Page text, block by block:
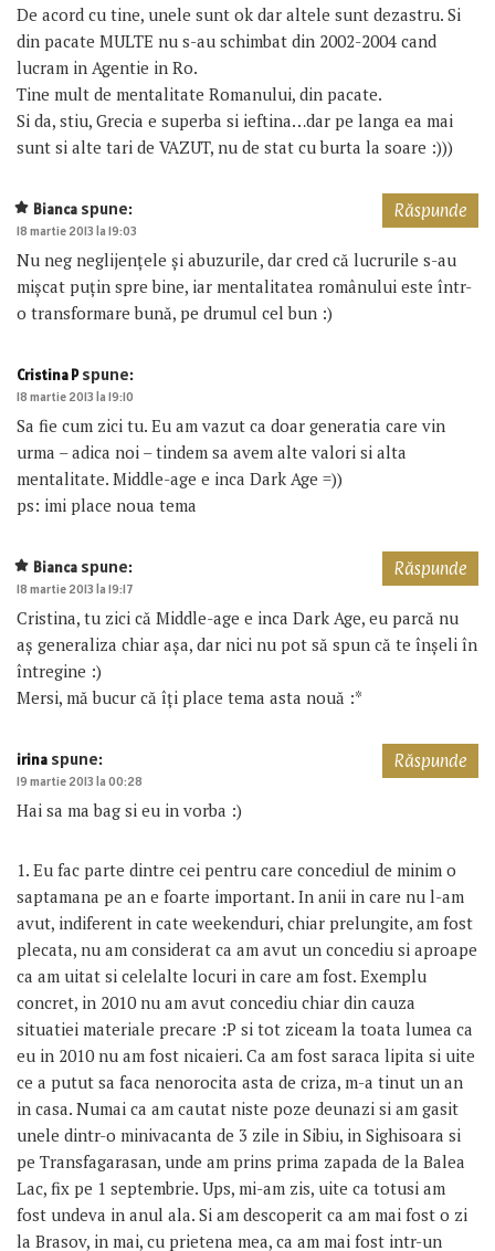
De acord cu tine, unele sunt ok dar altele sunt dezastru. Si
din pacate MULTE nu s-au schimbat din 2002-2004 cand
lucram in Agentie in Ro.
Tine mult de mentalitate Romanului, din pacate.
Si da, stiu, Grecia e superba si ieftina…dar pe langa ea mai
sunt si alte tari de VAZUT, nu de stat cu burta la soare :)))
Bianca spune:
18 martie 2013 la 19:03
Nu neg neglijențele și abuzurile, dar cred că lucrurile s-au
mișcat puțin spre bine, iar mentalitatea românului este într-
o transformare bună, pe drumul cel bun :)
Răspunde
Cristina P spune:
18 martie 2013 la 19:10
Sa fie cum zici tu. Eu am vazut ca doar generatia care vin
urma – adica noi – tindem sa avem alte valori si alta
mentalitate. Middle-age e inca Dark Age =))
ps: imi place noua tema
Bianca spune:
18 martie 2013 la 19:17
Cristina, tu zici că Middle-age e inca Dark Age, eu parcă nu
aș generaliza chiar așa, dar nici nu pot să spun că te înșeli în
întregine :)
Mersi, mă bucur că îți place tema asta nouă :*
Răspunde
irina spune:
19 martie 2013 la 00:28
Hai sa ma bag si eu in vorba :)
1. Eu fac parte dintre cei pentru care concediul de minim o
saptamana pe an e foarte important. In anii in care nu l-am
avut, indiferent in cate weekenduri, chiar prelungite, am fost
plecata, nu am considerat ca am avut un concediu si aproape
ca am uitat si celelalte locuri in care am fost. Exemplu
concret, in 2010 nu am avut concediu chiar din cauza
situatiei materiale precare :P si tot ziceam la toata lumea ca
eu in 2010 nu am fost nicaieri. Ca am fost saraca lipita si uite
ce a putut sa faca nenorocita asta de criza, m-a tinut un an
in casa. Numai ca am cautat niste poze deunazi si am gasit
unele dintr-o minivacanta de 3 zile in Sibiu, in Sighisoara si
pe Transfagarasan, unde am prins prima zapada de la Balea
Lac, fix pe 1 septembrie. Ups, mi-am zis, uite ca totusi am
fost undeva in anul ala. Si am descoperit ca am mai fost o zi
la Brasov, in mai, cu prietena mea, ca am mai fost intr-un
Răspunde